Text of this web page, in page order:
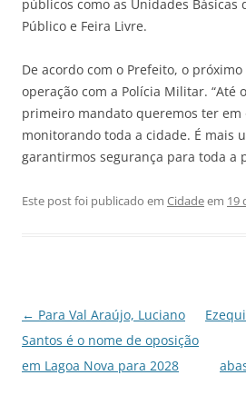
públicos como as Unidades Básicas
Público e Feira Livre.
De acordo com o Prefeito, o
operação com a Polícia Militar. “Até
primeiro mandato queremos ter em
monitorando toda a cidade. É mais
garantirmos segurança para toda a
Este post foi publicado em Cidadeem 19
Navegação
de
posts
← Para Val Araújo, Luciano
Santos é o nome de oposição
em Lagoa Nova para 2028